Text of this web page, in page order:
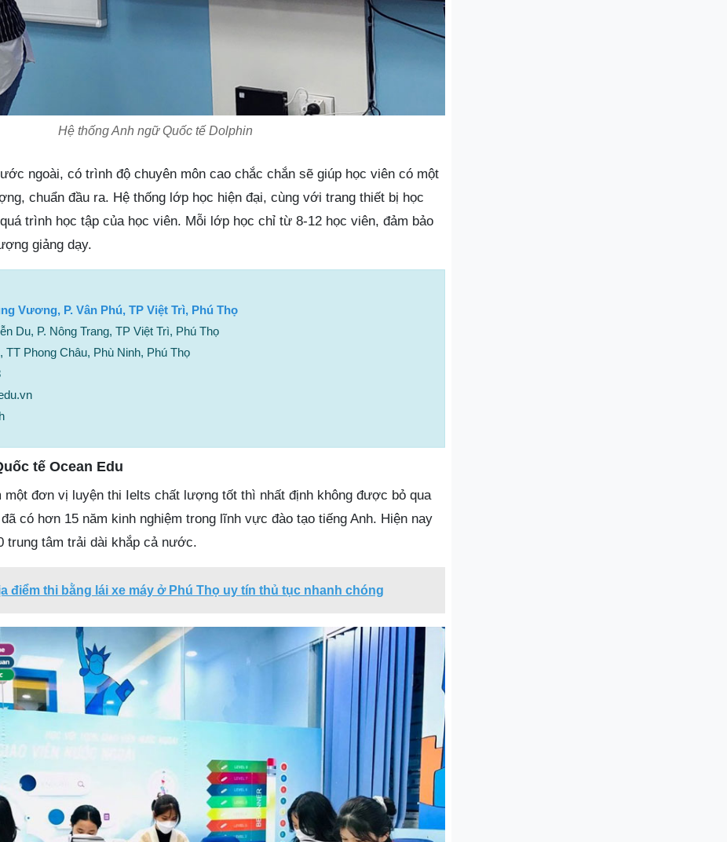
Hệ thống Anh ngữ Quốc tế Dolphin
ngoài, có trình độ chuyên môn cao chắc chắn sẽ giúp học viên có một
chuẩn đầu ra. Hệ thống lớp học hiện đại, cùng với trang thiết bị học
trình học tập của học viên. Mỗi lớp học chỉ từ 8-12 học viên, đảm bảo
giảng dạy.
Vương, P. Vân Phú, TP Việt Trì, Phú Thọ
Du, P. Nông Trang, TP Việt Trì, Phú Thọ
Phong Châu, Phù Ninh, Phú Thọ
tế Ocean Edu
một đơn vị luyện thi Ielts chất lượng tốt thì nhất định không được bỏ qua
có hơn 15 năm kinh nghiệm trong lĩnh vực đào tạo tiếng Anh. Hiện nay
trung tâm trải dài khắp cả nước.
điểm thi bằng lái xe máy ở Phú Thọ uy tín thủ tục nhanh chóng